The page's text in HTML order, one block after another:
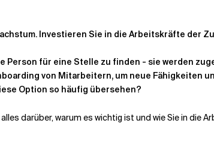
Investieren Sie in die Arbeitskräfte der
Person für eine Stelle zu finden - sie werden
von Mitarbeitern, um neue Fähigkeiten
Option so häufig übersehen?
alles darüber, warum es wichtig ist und wie Sie in die